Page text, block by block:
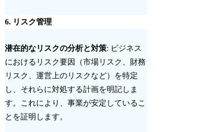
6. リスク管理
潜在的なリスクの分析と対策: ビジネス
におけるリスク要因（市場リスク、財務
リスク、運営上のリスクなど）を特定
し、それらに対処する計画を明記しま
す。これにより、事業が安定しているこ
とを証明します。